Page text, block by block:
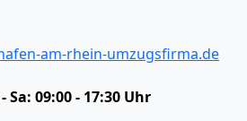
am-rhein-umzugsfirma.de
Sa: 09:00 - 17:30 Uhr